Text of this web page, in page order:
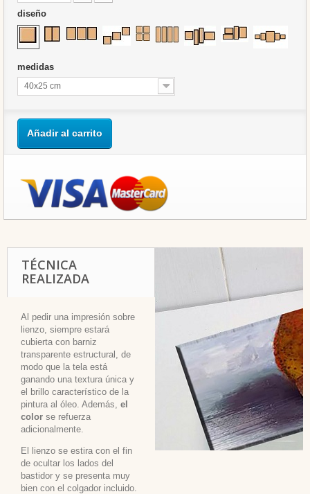
diseño
medidas
40x25 cm
Añadir al carrito
TÉCNICA
REALIZADA
Al pedir una impresión sobre
lienzo, siempre estará
cubierta con barniz
transparente estructural, de
modo que la tela está
ganando una textura única y
el brillo característico de la
pintura al óleo. Además, el
color se refuerza
adicionalmente.
El lienzo se estira con el fin
de ocultar los lados del
bastidor y se presenta muy
bien con el colgador incluido.